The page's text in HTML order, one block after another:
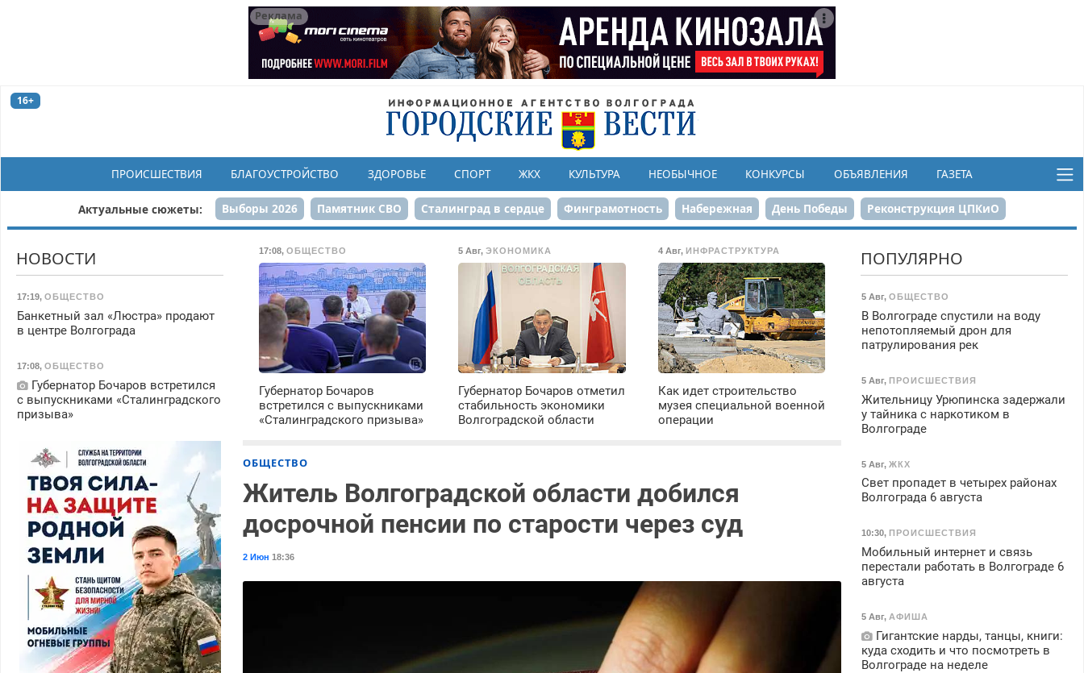
Реклама
16+
ПРОИСШЕСТВИЯ БЛАГОУСТРОЙСТВО ЗДОРОВЬЕ СПОРТ ЖКХ КУЛЬТУРА НЕОБЫЧНОЕ КОНКУРСЫ ОБЪЯВЛЕНИЯ ГАЗЕТА
Актуальные сюжеты: Выборы 2026 Памятник СВО Сталинград в сердце Финграмотность Набережная День Победы Реконструкция ЦПКиО
80-летие Победы Парк Героев-летчиков
17:08,ОБЩЕСТВО
Губернатор Бочаров
встретился с выпускниками
«Сталинградского призыва»
5 Авг,ЭКОНОМИКА
Губернатор Бочаров отметил
стабильность экономики
Волгоградской области
4 Авг, ИНФРАСТРУКТУРА
Как идет строительство
музея специальной военной
операции
ОБЩЕСТВО
Житель Волгоградской области добился
досрочной пенсии по старости через суд
2 Июн 18:36
НОВОСТИ
17:19, ОБЩЕСТВО
Банкетный зал «Люстра» продают
в центре Волгограда
17:08, ОБЩЕСТВО
Губернатор Бочаров встретился
с выпускниками «Сталинградского
призыва»
ПОПУЛЯРНО
5 Авг, ОБЩЕСТВО
В Волгограде спустили на воду
непотопляемый дрон для
патрулирования рек
5 Авг, ПРОИСШЕСТВИЯ
Жительницу Урюпинска задержали
у тайника с наркотиком в
Волгограде
5 Авг, ЖКХ
Свет пропадет в четырех районах
Волгограда 6 августа
10:30, ПРОИСШЕСТВИЯ
Мобильный интернет и связь
перестали работать в Волгограде 6
августа
5 Авг, АФИША
Гигантские нарды, танцы, книги:
куда сходить и что посмотреть в
Волгограде на неделе